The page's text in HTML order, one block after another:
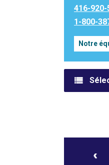
416-
1-800-
Notre